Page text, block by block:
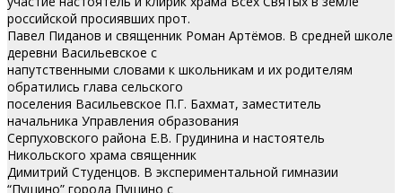
российской просиявших прот.
Павел Пиданов и священник Роман Артёмов. В средней школе
деревни Васильевское с
напутственными словами к школьникам и их родителям
обратились глава сельского
поселения Васильевское П.Г. Бахмат, заместитель
начальника Управления образования
Серпуховского района Е.В. Грудинина и настоятель
Никольского храма священник
Димитрий Студенцов. В экспериментальной гимназии
“Пущино” города Пущино с